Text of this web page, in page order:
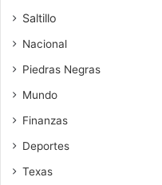
Saltillo
Nacional
Piedras Negras
Mundo
Finanzas
Deportes
Texas